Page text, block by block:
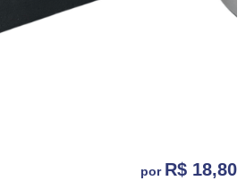
por R$ 18,80